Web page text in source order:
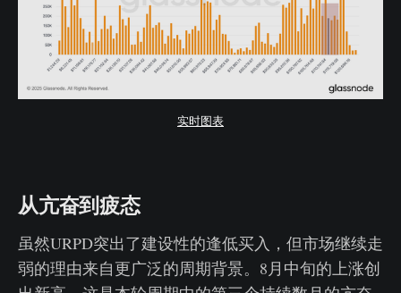
实时图表
从亢奋到疲态
虽然URPD突出了建设性的逢低买入，但市场继续走
弱的理由来自更广泛的周期背景。8月中旬的上涨创